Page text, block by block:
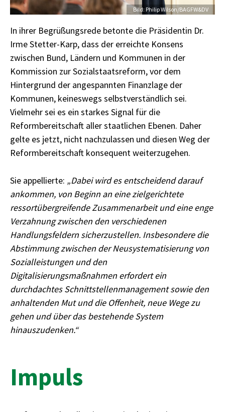
In ihrer Begrüßungsrede betonte die Präsidentin Dr.
Irme Stetter-Karp, dass der erreichte Konsens
zwischen Bund, Ländern und Kommunen in der
Kommission zur Sozialstaatsreform, vor dem
Hintergrund der angespannten Finanzlage der
Kommunen, keineswegs selbstverständlich sei.
Vielmehr sei es ein starkes Signal für die
Reformbereitschaft aller staatlichen Ebenen. Daher
gelte es jetzt, nicht nachzulassen und diesen Weg der
Reformbereitschaft konsequent weiterzugehen.
Sie appellierte: „Dabei wird es entscheidend darauf
ankommen, von Beginn an eine zielgerichtete
ressortübergreifende Zusammenarbeit und eine enge
Verzahnung zwischen den verschiedenen
Handlungsfeldern sicherzustellen. Insbesondere die
Abstimmung zwischen der Neusystematisierung von
Sozialleistungen und den
Digitalisierungsmaßnahmen erfordert ein
durchdachtes Schnittstellenmanagement sowie den
anhaltenden Mut und die Offenheit, neue Wege zu
gehen und über das bestehende System
hinauszudenken.“
Credit
Bild: Philip Wilson/BAGFW&DV
Impuls